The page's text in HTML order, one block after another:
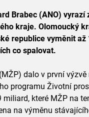
Brabec (ANO)
kraje. Olomoucký
republice vyměnit
co spalovat.
dalo v první
programu Životní
které MŽP na
na výměnu